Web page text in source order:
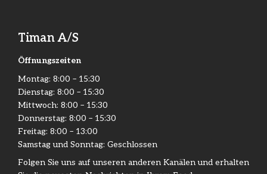
Timan A/S
Öffnungszeiten
Montag: 8:00 – 15:30
Dienstag: 8:00 – 15:30​
Mittwoch: 8:00 – 15:30​
Donnerstag: 8:00 – 15:30​
Freitag: 8:00 – 13:00
Samstag und Sonntag: Geschlossen
Folgen Sie uns auf unseren anderen Kanälen und erhalten